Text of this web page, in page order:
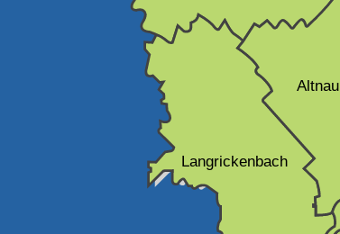
Langrickenbach
Altnau